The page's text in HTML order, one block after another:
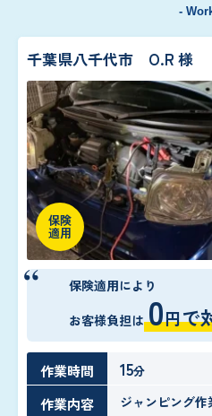
-
千葉県八千代市 O.R 様
保険
適用
保険適用により
お客様負担は 0円で
作業時間 15分
作業内容 ジャンピング作